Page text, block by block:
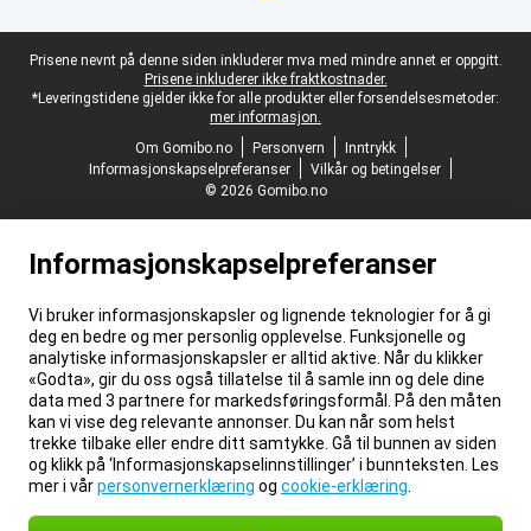
Juridisk bunntekst
Prisene nevnt på denne siden inkluderer mva med mindre annet er oppgitt.
Prisene inkluderer ikke fraktkostnader.
*Leveringstidene gjelder ikke for alle produkter eller forsendelsesmetoder:
mer informasjon.
Om Gomibo.no
Personvern
Inntrykk
Informasjonskapselpreferanser
Vilkår og betingelser
© 2026 Gomibo.no
Informasjonskapselpreferanser
Vi bruker informasjonskapsler og lignende teknologier for å gi
deg en bedre og mer personlig opplevelse. Funksjonelle og
analytiske informasjonskapsler er alltid aktive. Når du klikker
«Godta», gir du oss også tillatelse til å samle inn og dele dine
data med 3 partnere for markedsføringsformål. På den måten
kan vi vise deg relevante annonser. Du kan når som helst
trekke tilbake eller endre ditt samtykke. Gå til bunnen av siden
og klikk på ‘Informasjonskapselinnstillinger’ i bunnteksten. Les
mer i vårpersonvernerklæring og cookie-erklæring